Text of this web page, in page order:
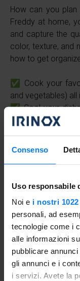
Consenso
Uso responsabile
Noi e i nostri
personali, ad
tecnologie come i
alle informazioni
pubblicare
gli annunci e i
i servizi. Avete la
How can you plan
Freddy at home,
and capture the
color, texture, and
how to get
✅ Cook your
and vegetables) all
✅ Cool your
store them in the
pleasure of eating
ally in your daily
and dishes that
days later 😉
Discover